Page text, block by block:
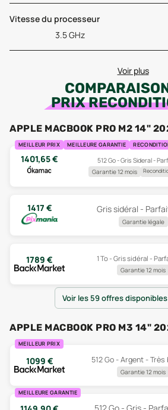
Vitesse du processeur
3.5 GHz
Voir plus
PRIX
APPLE MACBOOK PRO M2 14"
MEILLEUR PRIX MEILLEURE GARANTIE
1401,65€
512 Go - Gris Sideral -
Garantie 12 mois
1417 € Gris sidéral -
Garantie légale
1789 € 1 To - Gris sidéral -
Garantie 12 mois
Voir les 59 offres
APPLE MACBOOK PRO M3 14"
MEILLEUR PRIX
1099 € 512 Go - Argent -
Garantie 12 mois
MEILLEURE GARANTIE